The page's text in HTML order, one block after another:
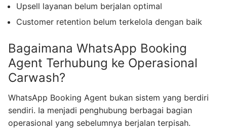
Upsell layanan belum berjalan optimal
Customer retention belum terkelola dengan baik
Bagaimana WhatsApp Booking
Agent Terhubung ke Operasional
Carwash?
WhatsApp Booking Agent bukan sistem yang berdiri
sendiri. Ia menjadi penghubung berbagai bagian
operasional yang sebelumnya berjalan terpisah.